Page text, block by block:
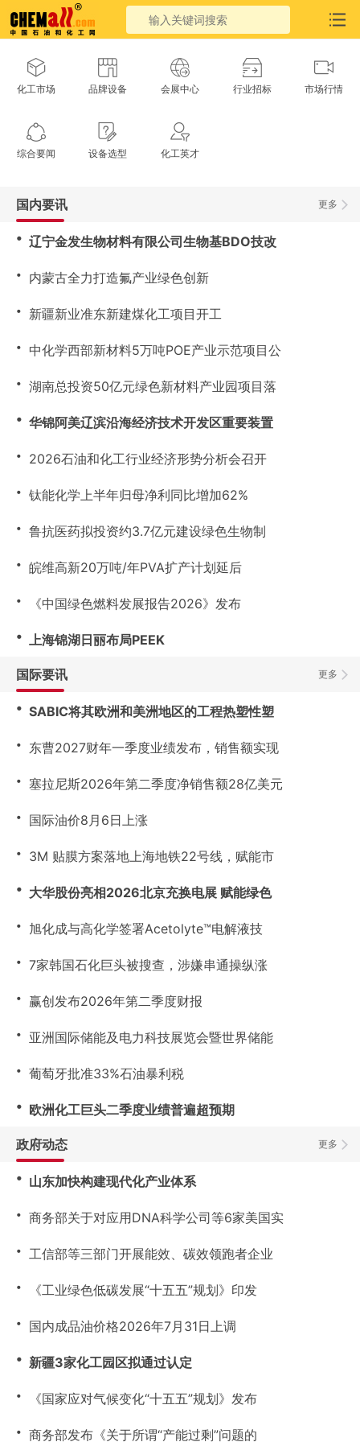
化工市场 品牌设备 会展中心 行业招标 市场行情
综合要闻 设备选型 化工英才
更多
国内要讯
・ 辽宁金发生物材料有限公司生物基BDO技改
・ 内蒙古全力打造氟产业绿色创新
・ 新疆新业准东新建煤化工项目开工
・ 中化学西部新材料5万吨POE产业示范项目公
・ 湖南总投资50亿元绿色新材料产业园项目落
・ 华锦阿美辽滨沿海经济技术开发区重要装置
・ 2026石油和化工行业经济形势分析会召开
・ 钛能化学上半年归母净利同比增加62%
・ 鲁抗医药拟投资约3.7亿元建设绿色生物制
・ 皖维高新20万吨/年PVA扩产计划延后
・ 《中国绿色燃料发展报告2026》发布
・ 上海锦湖日丽布局PEEK
更多
国际要讯
・ SABIC将其欧洲和美洲地区的工程热塑性塑
・ 东曹2027财年一季度业绩发布，销售额实现
・ 塞拉尼斯2026年第二季度净销售额28亿美元
・ 国际油价8月6日上涨
・ 3M 贴膜方案落地上海地铁22号线，赋能市
・ 大华股份亮相2026北京充换电展 赋能绿色
・ 旭化成与高化学签署Acetolyte™电解液技
・ 7家韩国石化巨头被搜查，涉嫌串通操纵涨
・ 赢创发布2026年第二季度财报
・ 亚洲国际储能及电力科技展览会暨世界储能
・ 葡萄牙批准33%石油暴利税
・ 欧洲化工巨头二季度业绩普遍超预期
更多
政府动态
・ 山东加快构建现代化产业体系
・ 商务部关于对应用DNA科学公司等6家美国实
・ 工信部等三部门开展能效、碳效领跑者企业
・ 《工业绿色低碳发展“十五五”规划》印发
・ 国内成品油价格2026年7月31日上调
・ 新疆3家化工园区拟通过认定
・ 《国家应对气候变化“十五五”规划》发布
・ 商务部发布《关于所谓“产能过剩”问题的